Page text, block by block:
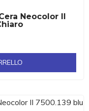
Neocolor II